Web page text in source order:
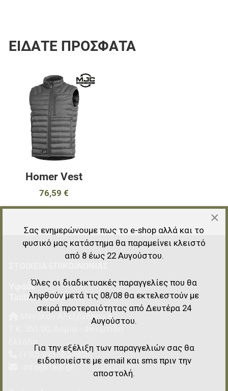
ΕΊΔΑΤΕ ΠΡΌΣΦΑΤΑ
Homer Vest
76,59 €
Υφάδι
Tactical Store
Μεγάλου Αλεξάνδρου 6
Λαμία - Φθιώτιδα
(+30) 22310 24808
info@ifadi.gr
×
Σας ενημερώνουμε πως το e-shop αλλά και το
φυσικό μας κατάστημα θα παραμείνει κλειστό
από 8 έως 22 Αυγούστου.
Όλες οι διαδικτυακές παραγγελίες που θα
ληφθούν μετά τις 08/08 θα εκτελεστούν με
σειρά προτεραιότητας από Δευτέρα 24
Αυγούστου.
Για την εξέλιξη των παραγγελιών σας θα
ειδοποιείστε με email και sms πριν την
αποστολή.